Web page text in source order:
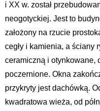
i XX w. został
neogotyckiej. Jest to
założony na rzucie
cegły i kamienia, a ściany
ceramiczną i otynkowane,
poczernione. Okna
przykryty jest dachówką.
kwadratowa wieża, od